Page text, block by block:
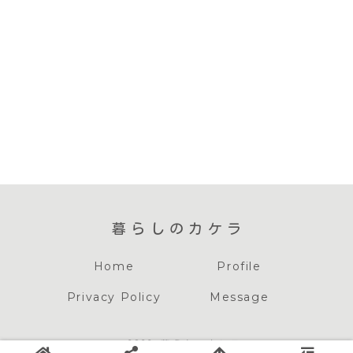
暮らしのカケラ
Home Profile
Privacy Policy Message
© 2022 暮らしのカケラ